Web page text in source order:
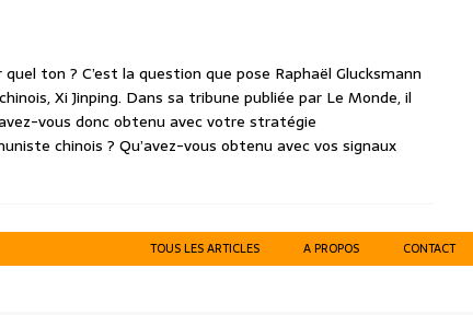
ton ? C’est la question que pose Raphaël Glucksmann
Xi Jinping. Dans sa tribune publiée par Le Monde, il
vous donc obtenu avec votre stratégie
chinois ? Qu’avez-vous obtenu avec vos signaux
TOUS LES ARTICLES A PROPOS CONTACT